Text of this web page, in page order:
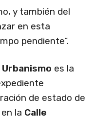
y también del
en esta
pendiente”.
es la
de estado de
la Calle